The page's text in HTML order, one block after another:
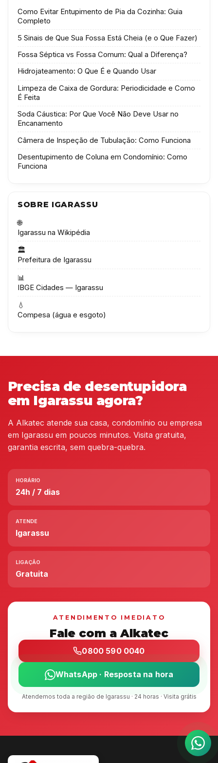
Como Evitar Entupimento de Pia da Cozinha: Guia
Completo
5 Sinais de Que Sua Fossa Está Cheia (e o Que Fazer)
Fossa Séptica vs Fossa Comum: Qual a Diferença?
Hidrojateamento: O Que É e Quando Usar
Limpeza de Caixa de Gordura: Periodicidade e Como
É Feita
Soda Cáustica: Por Que Você Não Deve Usar no
Encanamento
Câmera de Inspeção de Tubulação: Como Funciona
Desentupimento de Coluna em Condomínio: Como
Funciona
SOBRE IGARASSU
🌐
Igarassu na Wikipédia
🏛️
Prefeitura de Igarassu
📊
IBGE Cidades — Igarassu
💧
Compesa (água e esgoto)
Precisa de desentupidora
em Igarassu agora?
A Alkatec atende sua casa, condomínio ou empresa
em Igarassu em poucos minutos. Visita gratuita,
garantia escrita, sem quebra-quebra.
HORÁRIO
24h / 7 dias
ATENDE
Igarassu
LIGAÇÃO
Gratuita
ATENDIMENTO IMEDIATO
Fale com a Alkatec
0800 590 0040
WhatsApp · Resposta na hora
Atendemos toda a região de Igarassu · 24 horas · Visita grátis